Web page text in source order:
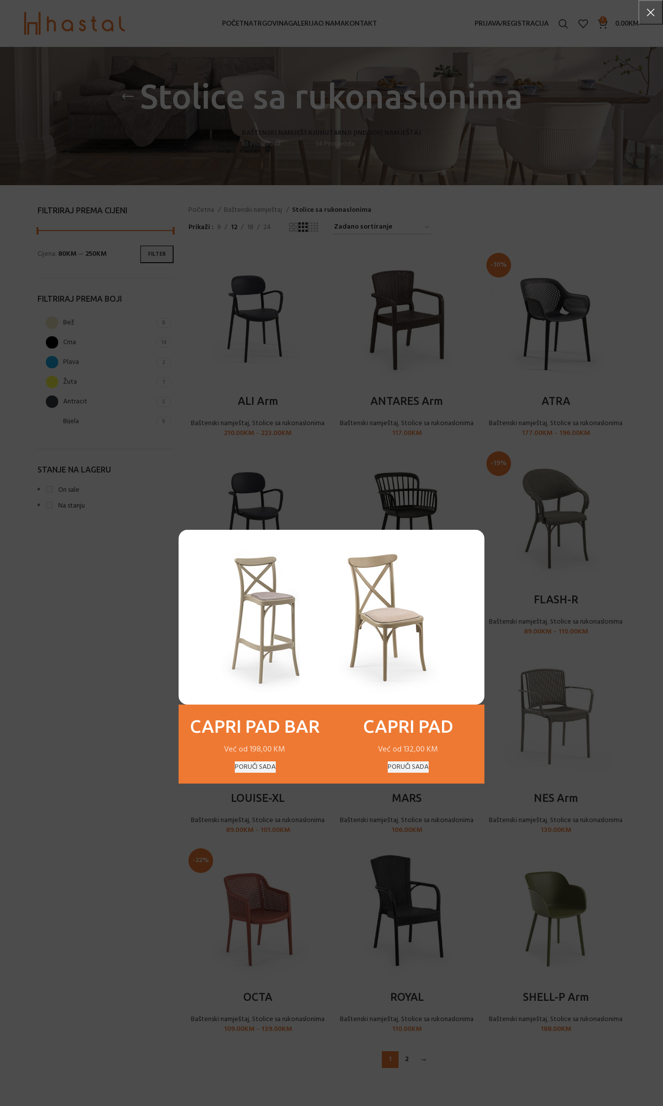
CAPRI PAD BAR
Već od 198,00 KM
CAPRI PAD
Već od 132,00 KM
PORUČI SADA PORUČI SADA
POČETNATRGOVINA
BAŠTENSKI NAMJEŠTAJ
Barski stolovi
Lounge set
Stolice sa rukonaslonima
GALERIJAO NAMAKONTAKT PRIJAVA/REGISTRACIJA 0 0.00KM
Stolice sa rukonaslonima
BAŠTENSKI NAMJEŠTAJ
65 Proizvoda
UNUTARNJI (INDOOR) NAMJEŠTAJ
34 Proizvoda
FILTRIRAJ PREMA CIJENI
FILTER
Cijena: 80KM— 250KM
FILTRIRAJ PREMA BOJI
Bež 8
Crna 14
Plava 2
Žuta 1
Antracit 5
Bijela 9
STANJE NA LAGERU
On sale
Na stanju
Početna Baštenski namještaj
Stolice sa rukonaslonima
Prikaži
9 12 18 24
ALI Arm
Baštenski namještaj, Stolice sa rukonaslonima
210.00KM– 223.00KM
ANTARES Arm
Baštenski namještaj, Stolice sa rukonaslonima
117.00KM
-10%
ATRA
Baštenski namještaj, Stolice sa rukonaslonima
177.00KM– 196.00KM
ODABERI OPCIJE
DUO Arm
Baštenski namještaj
Stolice sa rukonaslonima
KM
ODABERI OPCIJE
EVA P
Baštenski namještaj,Stolice sa rukonaslonima
241.00
KM
-19%
FLASH-R
Baštenski namještaj, Stolice sa rukonaslonima
89.00KM– 110.00KM
LOUISE-XL
Baštenski namještaj, Stolice sa rukonaslonima
89.00KM– 101.00KM
MARS
Baštenski namještaj, Stolice sa rukonaslonima
106.00KM
NES Arm
Baštenski namještaj, Stolice sa rukonaslonima
130.00KM
-22%
OCTA
Baštenski namještaj, Stolice sa rukonaslonima
109.00KM– 139.00KM
ROYAL
Baštenski namještaj, Stolice sa rukonaslonima
110.00KM
SHELL-P Arm
Baštenski namještaj, Stolice sa rukonaslonima
188.00KM
1 2 →